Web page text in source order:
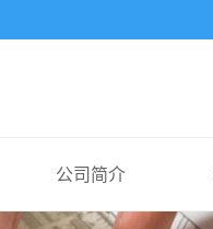
公司简介